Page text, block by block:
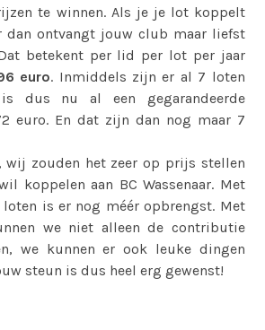
te winnen. Als je je lot koppelt
dan ontvangt jouw club maar liefst
betekent per lid per lot per jaar
euro. Inmiddels zijn er al 7 loten
dus nu al een gegarandeerde
euro. En dat zijn dan nog maar 7
wij zouden het zeer op prijs stellen
koppelen aan BC Wassenaar. Met
is er nog méér opbrengst. Met
we niet alleen de contributie
we kunnen er ook leuke dingen
steun is dus heel erg gewenst!